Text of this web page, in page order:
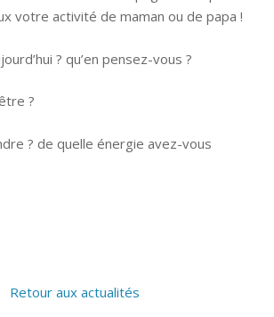
votre activité de maman ou de papa !
? qu’en pensez-vous ?
?
? de quelle énergie avez-vous
Retour aux actualités